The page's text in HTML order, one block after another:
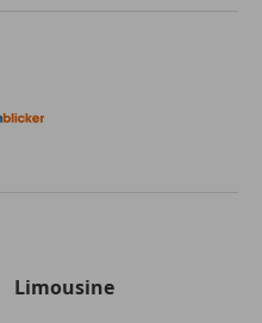
Limousine